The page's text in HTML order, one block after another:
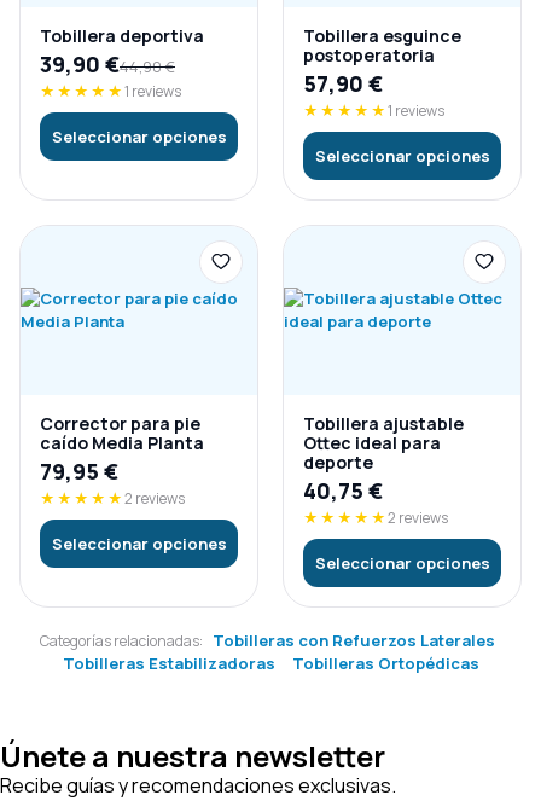
Tobillera deportiva
39,90 €44,90€
★★★★★1 reviews
Seleccionar opciones
Tobillera esguince
postoperatoria
57,90 €
★★★★★1 reviews
Seleccionar opciones
Corrector para pie
caído Media Planta
79,95 €
★★★★★2 reviews
Seleccionar opciones
Tobillera ajustable
Ottec ideal para
deporte
40,75 €
★★★★★2 reviews
Seleccionar opciones
Categorías relacionadas: Tobilleras con Refuerzos Laterales
Tobilleras Estabilizadoras
Tobilleras Ortopédicas
Únete a nuestra newsletter
Recibe guías y recomendaciones exclusivas.